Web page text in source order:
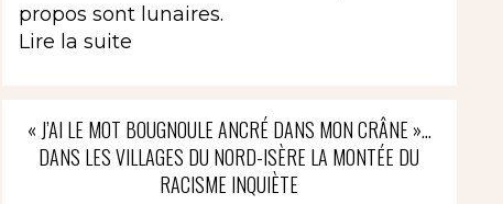
propos sont lunaires.
Lire la suite
« J’AI LE MOT BOUGNOULE ANCRÉ DANS MON CRÂNE »…
DANS LES VILLAGES DU NORD-ISÈRE LA MONTÉE DU
RACISME INQUIÈTE